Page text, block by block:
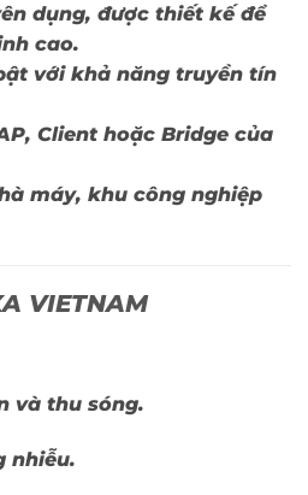
dụng, được thiết kế để
cao.
với khả năng truyền tín
Client hoặc Bridge của
máy, khu công nghiệp
VIETNAM
và thu sóng.
nhiễu.